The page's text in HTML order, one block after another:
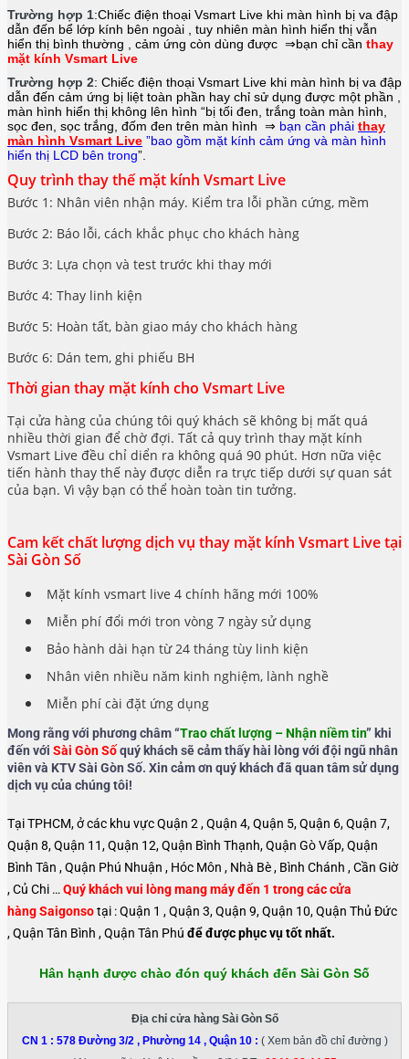
Trường hợp 1:Chiếc điện thoại Vsmart Live khi màn hình bị va đập
dẫn đến bể lớp kính bên ngoài , tuy nhiên màn hình hiển thị vẫn
hiển thị bình thường , cảm ứng còn dùng được ⇒bạn chỉ cần thay
mặt kính Vsmart Live
Trường hợp 2: Chiếc điện thoại Vsmart Live khi màn hình bị va đập
dẫn đến cảm ứng bị liệt toàn phần hay chỉ sử dụng được một phần ,
màn hình hiển thị không lên hình “bị tối đen, trắng toàn màn hình,
sọc đen, sọc trắng, đốm đen trên màn hình ⇒ bạn cần phải thay
màn hình Vsmart Live ”bao gồm mặt kính cảm ứng và màn hình
hiển thị LCD bên trong”.
Quy trình thay thế mặt kính Vsmart Live
Bước 1: Nhân viên nhận máy. Kiểm tra lỗi phần cứng, mềm
Bước 2: Báo lỗi, cách khắc phục cho khách hàng
Bước 3: Lựa chọn và test trước khi thay mới
Bước 4: Thay linh kiện
Bước 5: Hoàn tất, bàn giao máy cho khách hàng
Bước 6: Dán tem, ghi phiếu BH
Thời gian thay mặt kính cho Vsmart Live
Tại cửa hàng của chúng tôi quý khách sẽ không bị mất quá
nhiều thời gian để chờ đợi. Tất cả quy trình thay mặt kính
Vsmart Live đều chỉ diển ra không quá 90 phút. Hơn nữa việc
tiến hành thay thế này được diễn ra trực tiếp dưới sự quan sát
của bạn. Vì vậy bạn có thể hoàn toàn tin tưởng.
Cam kết chất lượng dịch vụ thay mặt kính Vsmart Live tại
Sài Gòn Số
Mặt kính vsmart live 4 chính hãng mới 100%
Miễn phí đổi mới tron vòng 7 ngày sử dụng
Bảo hành dài hạn từ 24 tháng tùy linh kiện
Nhân viên nhiều năm kinh nghiệm, lành nghề
Miễn phí cài đặt ứng dụng
Mong rằng với phương châm “Trao chất lượng – Nhận niềm tin” khi
đến với Sài Gòn Sốquý khách sẽ cảm thấy hài lòng với đội ngũ nhân
viên và KTV Sài Gòn Số. Xin cảm ơn quý khách đã quan tâm sử dụng
dịch vụ của chúng tôi!
Tại TPHCM, ở các khu vực Quận 2 , Quận 4, Quận 5, Quận 6, Quận 7,
Quận 8, Quận 11, Quận 12, Quận Bình Thạnh, Quận Gò Vấp, Quận
Bình Tân , Quận Phú Nhuận , Hóc Môn , Nhà Bè , Bình Chánh , Cần Giờ
, Củ Chi … Quý khách vui lòng mang máy đến 1 trong các cửa
hàng Saigonsotại : Quận 1 , Quận 3, Quận 9, Quận 10, Quận Thủ Đức
, Quận Tân Bình , Quận Tân Phú để được phục vụ tốt nhất.
Hân hạnh được chào đón quý khách đến Sài Gòn Số
Địa chỉ cửa hàng Sài Gòn Số
CN 1 : 578 Đường 3/2 , Phường 14 , Quận 10: ( Xem bản đồ chỉ đường )